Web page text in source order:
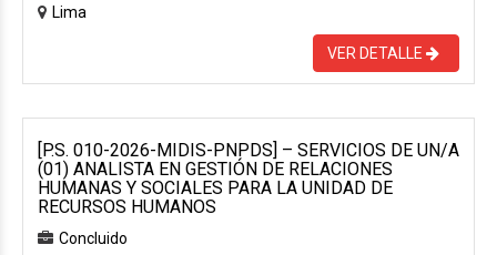
Lima
VER DETALLE
[P.S. 010-2026-MIDIS-PNPDS] – SERVICIOS DE UN/A
(01) ANALISTA EN GESTIÓN DE RELACIONES
HUMANAS Y SOCIALES PARA LA UNIDAD DE
RECURSOS HUMANOS
Concluido